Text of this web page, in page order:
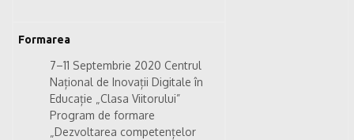
Formarea
7–11 Septembrie 2020 Centrul
Național de Inovații Digitale în
Educație „Clasa Viitorului”
Program de formare
„Dezvoltarea competențelor